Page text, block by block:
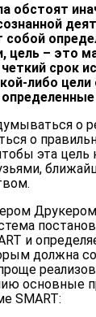
обстоят
собой
цель – это
срок
либо
о
о
эта цель
и
должна
основные
SMART: